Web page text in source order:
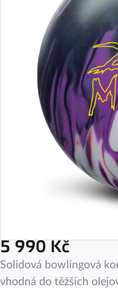
5 990 Kč
Měrná
cena:
Solidová bowlingová
vhodná do těžších